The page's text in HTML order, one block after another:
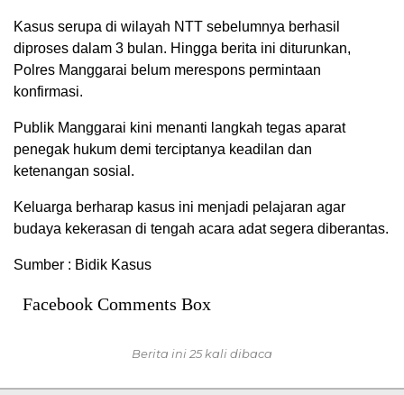
Kasus serupa di wilayah NTT sebelumnya berhasil
diproses dalam 3 bulan. Hingga berita ini diturunkan,
Polres Manggarai belum merespons permintaan
konfirmasi.
Publik Manggarai kini menanti langkah tegas aparat
penegak hukum demi terciptanya keadilan dan
ketenangan sosial.
Keluarga berharap kasus ini menjadi pelajaran agar
budaya kekerasan di tengah acara adat segera diberantas.
Sumber : Bidik Kasus
Facebook Comments Box
Berita ini 25 kali dibaca